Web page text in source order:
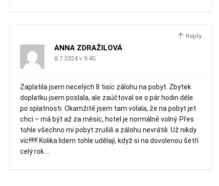
Reply
ANNA ZDRAŽILOVÁ
8.7.2024 v 9:40
Zaplatila jsem necelých 8 tisíc zálohu na pobyt. Zbytek
doplatku jsem poslala, ale zaúčtoval se o pár hodin déle
po splatnosti. Okamžitě jsem tam volala, že na pobyt jet
chci – má být až za měsíc, hotel je normálně volný. Přes
tohle všechno mi pobyt zrušili a zálohu nevrátili. Už nikdy
víc!!!!!! Kolika lidem tohle udělají, když si na dovolenou šetří
celý rok….